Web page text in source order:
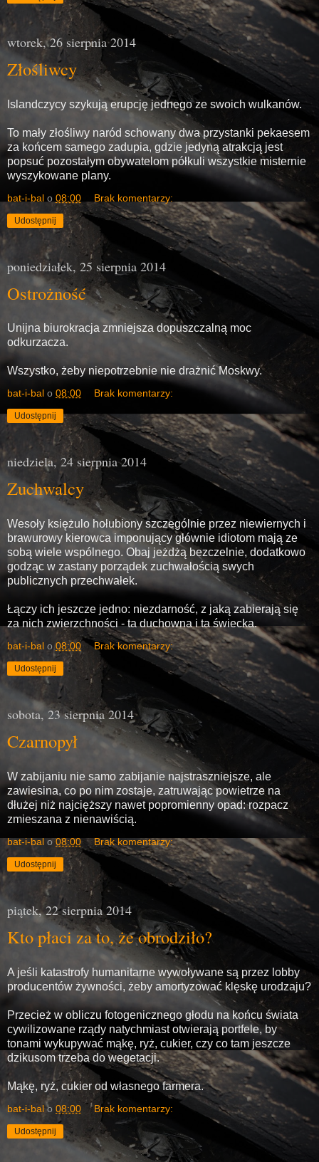
wtorek, 26 sierpnia 2014
Złośliwcy
Islandczycy szykują erupcję jednego ze swoich wulkanów.
To mały złośliwy naród schowany dwa przystanki pekaesem
za końcem samego zadupia, gdzie jedyną atrakcją jest
popsuć pozostałym obywatelom półkuli wszystkie misternie
wyszykowane plany.
bat-i-bal o 08:00 Brak komentarzy:
Udostępnij
poniedziałek, 25 sierpnia 2014
Ostrożność
Unijna biurokracja zmniejsza dopuszczalną moc
odkurzacza.
Wszystko, żeby niepotrzebnie nie drażnić Moskwy.
bat-i-bal o 08:00 Brak komentarzy:
Udostępnij
niedziela, 24 sierpnia 2014
Zuchwalcy
Wesoły księżulo hołubiony szczególnie przez niewiernych i
brawurowy kierowca imponujący głównie idiotom mają ze
sobą wiele wspólnego. Obaj jeżdżą bezczelnie, dodatkowo
godząc w zastany porządek zuchwałością swych
publicznych przechwałek.
Łączy ich jeszcze jedno: niezdarność, z jaką zabierają się
za nich zwierzchności - ta duchowna i ta świecka.
bat-i-bal o08:00 Brak komentarzy:
Udostępnij
sobota, 23 sierpnia 2014
Czarnopył
W zabijaniu nie samo zabijanie najstraszniejsze, ale
zawiesina, co po nim zostaje, zatruwając powietrze na
dłużej niż najcięższy nawet popromienny opad: rozpacz
zmieszana z nienawiścią.
bat-i-bal o08:00 Brak komentarzy:
Udostępnij
piątek, 22 sierpnia 2014
Kto płaci za to, że obrodziło?
A jeśli katastrofy humanitarne wywoływane są przez lobby
producentów żywności, żeby amortyzować klęskę urodzaju?
Przecież w obliczu fotogenicznego głodu na końcu świata
cywilizowane rządy natychmiast otwierają portfele, by
tonami wykupywać mąkę, ryż, cukier, czy co tam jeszcze
dzikusom trzeba do wegetacji.
Mąkę, ryż, cukier od własnego farmera.
bat-i-bal o 08:00 Brak komentarzy:
Udostępnij